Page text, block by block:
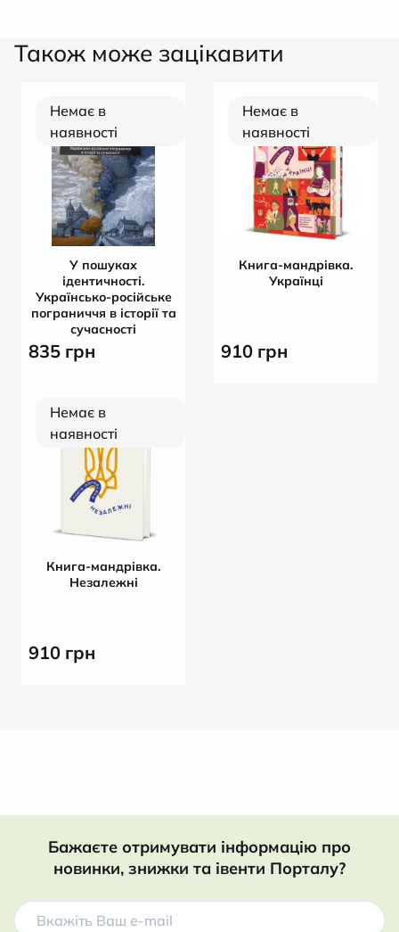
Також може зацікавити
Немає в
наявності
У пошуках
ідентичності.
Українсько-російське
пограниччя в історії та
сучасності
835 грн
Немає в
наявності
Книга-мандрівка.
Українці
910 грн
Немає в
наявності
Книга-мандрівка.
Незалежні
910 грн
Бажаєте отримувати інформацію про
новинки, знижки та івенти Порталу?